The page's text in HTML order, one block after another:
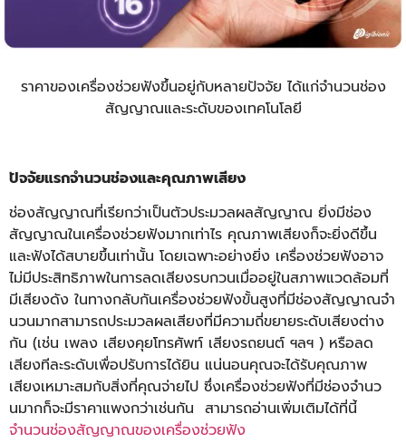
ราคาของเครื่องช่วยฟังขึ้นอยู่กับหลายปัจจัย ได้แก่จํานวนช่อง
สัญญาณและระดับของเทคโนโลยี
ปัจจัยแรกจํานวนช่องและคุณภาพเสียง
ช่องสัญญาณที่เรียกว่าเป็นตัวประมวลผลสัญญาณ ยิ่งมีช่อง
สัญญาณในเครื่องช่วยฟังมากเท่าไร คุณภาพเสียงก็จะยิ่งดีขึ้น
และฟังได้สบายขึ้นเท่านั้น โดยเฉพาะอย่างยิ่ง เครื่องช่วยฟังอาจ
ไม่มีประสิทธิภาพในการลดเสียงรบกวนเมื่ออยู่ในสภาพแวดล้อมที่
มีเสียงดัง ในทางกลับกันเครื่องช่วยฟังขั้นสูงที่มีช่องสัญญาณจํา
นวนมากสามารถประมวลผลเสียงที่มีความถี่ขยายระดับเสียงต่าง
กัน (เช่น เพลง เสียงคุยโทรศัพท์ เสียงรถยนต์ ฯลฯ ) หรือลด
เสียงทีละระดับเพื่อปรับการได้ยิน แน่นอนคุณจะได้รับคุณภาพ
เสียงเหมาะสมกับสิ่งที่คุณจ่ายไป ซึ่งเครื่องช่วยฟังที่มีช่องจํานว
นมากก็จะมีราคาแพงกว่าเช่นกัน สามารถอ่านเพิ่มเติมได้ที่นี้
จำนวนช่องสัญญาณของเครื่องช่วยฟัง